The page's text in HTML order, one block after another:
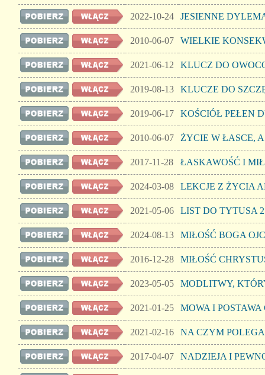
2022-10-24 JESIENNE
2010-06-07 WIELKIE
2021-06-12 KLUCZ DO
2019-08-13 KLUCZE DO
2019-06-17 KOŚCIÓŁ PEŁEN
2010-06-07 ŻYCIE W ŁASCE,
2017-11-28 ŁASKAWOŚĆ I
2024-03-08 LEKCJE Z ŻYCIA
2021-05-06 LIST DO TYTUSA
2024-08-13 MIŁOŚĆ BOGA
2016-12-28 MIŁOŚĆ
2023-05-05 MODLITWY,
2021-01-25 MOWA I
2021-02-16 NA CZYM
2017-04-07 NADZIEJA I